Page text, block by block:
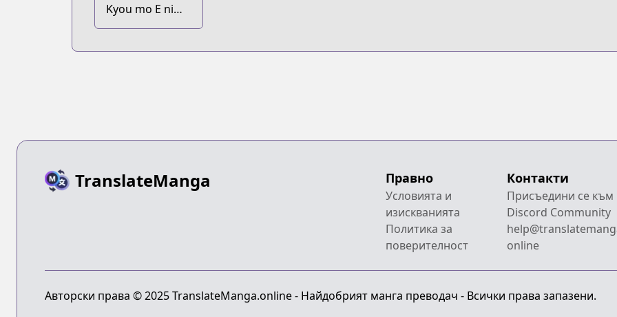
Kyou mo E ni
Kaita Mochi ga
TranslateManga Правно
Условията и
изискванията
Политика за
поверителност
Контакти
Присъедини се към
Discord Community
online
Авторски права © 2025 TranslateManga.online - Найдобрият манга преводач - Всички права запазени.